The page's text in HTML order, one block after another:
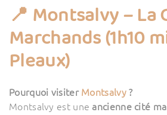
📍 Montsalvy – La
Marchands (1h10
Pleaux)
Pourquoi visiter Montsalvy?
Montsalvy est une ancienne cité